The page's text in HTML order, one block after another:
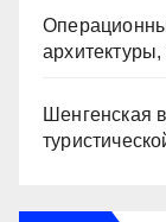
Шенгенская